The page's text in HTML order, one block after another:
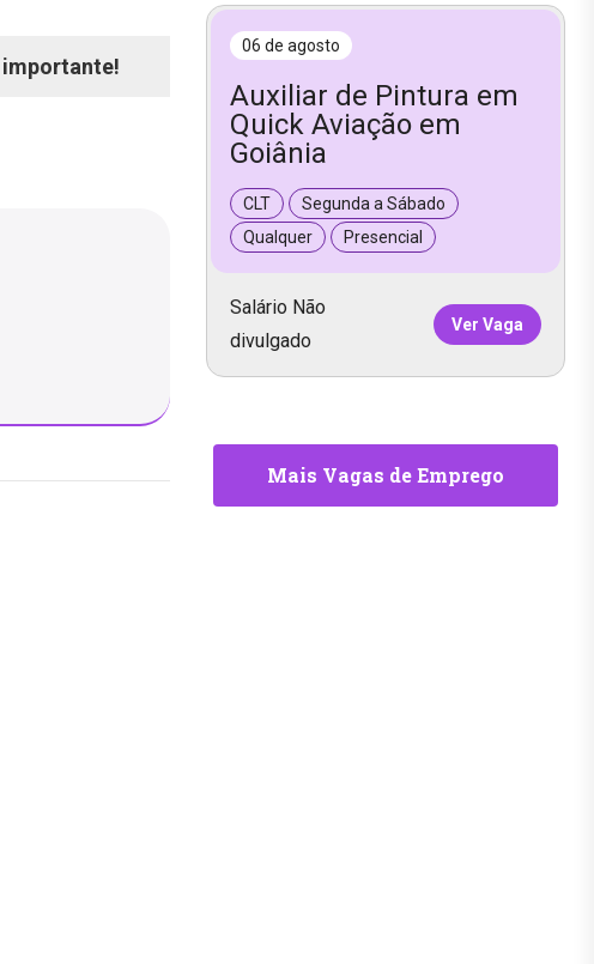
importante!
06 de agosto
Auxiliar de Pintura em
Quick Aviação em
Goiânia
CLT
Segunda a Sábado
Qualquer
Presencial
Salário Não
divulgado
Ver Vaga
Mais Vagas de Emprego